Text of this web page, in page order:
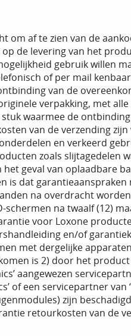
om af te zien van de
de levering van het
gebruik willen
of per mail
van de
verpakking, met
waarmee de
van de verzending
en verkeerd
zoals slijtagedelen
geval van oplaadbare
is dat
na overdracht
schermen na twaalf (12)
voor Loxone
en/of
met dergelijke
is 2) door het
aangewezen
of een servicepartner
zijn
retourkosten van de